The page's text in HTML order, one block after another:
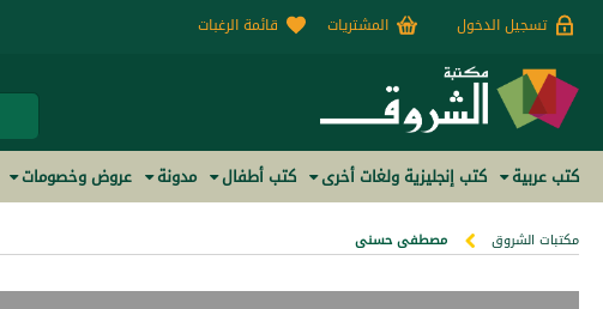
تسجيل الدخول المشتريات قائمة الرغبات
كتب عربية كتب إنجليزية ولغات أخرى كتب أطفال مدونة عروض وخصومات
مكتبات الشروق مصطفى حسنى